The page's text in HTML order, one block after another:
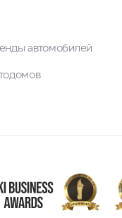
автомобилей